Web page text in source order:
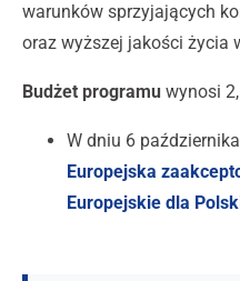
warunków sprzyjających
oraz wyższej jakości życia
Budżet programu wynosi
W dniu 6
Europejska
Europejskie dla